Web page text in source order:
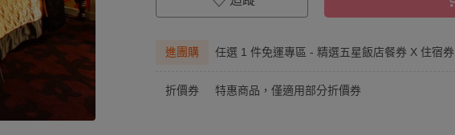
進團購 任選 1 件免運專區 - 精選五星飯店餐券 X 住宿券
折價券 特惠商品，僅適用部分折價券